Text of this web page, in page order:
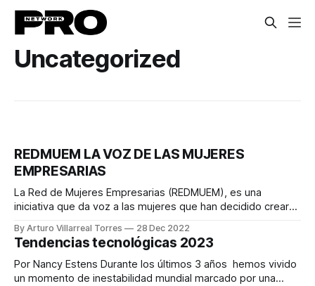
Uncategorized
REDMUEM LA VOZ DE LAS MUJERES
EMPRESARIAS
La Red de Mujeres Empresarias (REDMUEM), es una
iniciativa que da voz a las mujeres que han decidido crear
y personalmente, basado en valores humanos. De acuerdo
con cifras del INEGI las mujeres emprendedoras son
propietarias de un tercio (36.6%) de
By Arturo Villarreal Torres 28 Dec 2022
Tendencias tecnológicas 2023
Por Nancy Estens Durante los últimos 3 años hemos vivido
un momento de inestabilidad mundial marcado por una